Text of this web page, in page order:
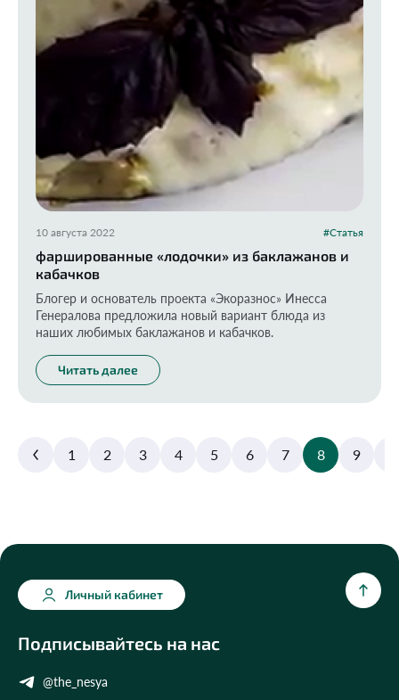
10 августа 2022 #Статья
фаршированные «лодочки» из баклажанов и
кабачков
Блогер и основатель проекта «Экоразнос» Инесса
Генералова предложила новый вариант блюда из
наших любимых баклажанов и кабачков.
Читать далее
1 2 3 4 5 6 7 8 9
Подписывайтесь на нас
@the_nesya
Личный кабинет